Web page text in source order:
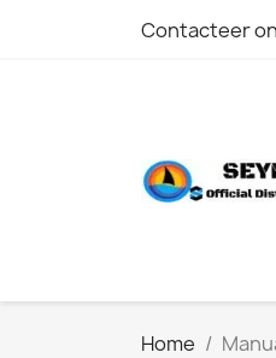
Contacteer
Home